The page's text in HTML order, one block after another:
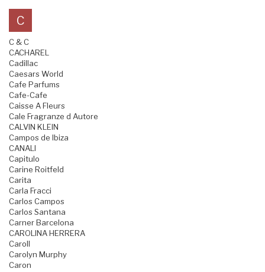
C
C & C
CACHAREL
Cadillac
Caesars World
Cafe Parfums
Cafe-Cafe
Caisse A Fleurs
Cale Fragranze d Autore
CALVIN KLEIN
Campos de Ibiza
CANALI
Capitulo
Carine Roitfeld
Carita
Carla Fracci
Carlos Campos
Carlos Santana
Carner Barcelona
CAROLINA HERRERA
Caroll
Carolyn Murphy
Caron